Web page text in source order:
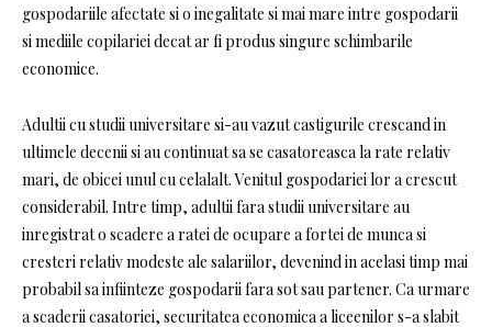
gospodariile afectate si o inegalitate si mai mare intre gospodarii
si mediile copilariei decat ar fi produs singure schimbarile
economice.
Adultii cu studii universitare si-au vazut castigurile crescand in
ultimele decenii si au continuat sa se casatoreasca la rate relativ
mari, de obicei unul cu celalalt. Venitul gospodariei lor a crescut
considerabil. Intre timp, adultii fara studii universitare au
inregistrat o scadere a ratei de ocupare a fortei de munca si
cresteri relativ modeste ale salariilor, devenind in acelasi timp mai
probabil sa infiinteze gospodarii fara sot sau partener. Ca urmare
a scaderii casatoriei, securitatea economica a liceenilor s-a slabit